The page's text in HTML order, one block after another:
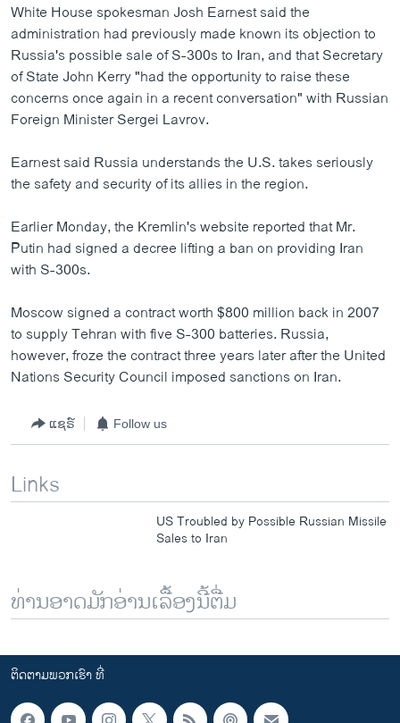
White House spokesman Josh Earnest said the
administration had previously made known its objection to
Russia's possible sale of S-300s to Iran, and that Secretary
of State John Kerry "had the opportunity to raise these
concerns once again in a recent conversation" with Russian
Foreign Minister Sergei Lavrov.
Earnest said Russia understands the U.S. takes seriously
the safety and security of its allies in the region.
Earlier Monday, the Kremlin's website reported that Mr.
Putin had signed a decree lifting a ban on providing Iran
with S-300s.
Moscow signed a contract worth $800 million back in 2007
to supply Tehran with five S-300 batteries. Russia,
however, froze the contract three years later after the United
Nations Security Council imposed sanctions on Iran.
ແຊຣ໌ Follow us
Links
US Troubled by Possible Russian Missile
Sales to Iran
ທ່ານອາດມັກອ່ານເລື້ອງນີ້ຕື່ມ
ຕິດຕາມພວກເຮົາ ທີ່